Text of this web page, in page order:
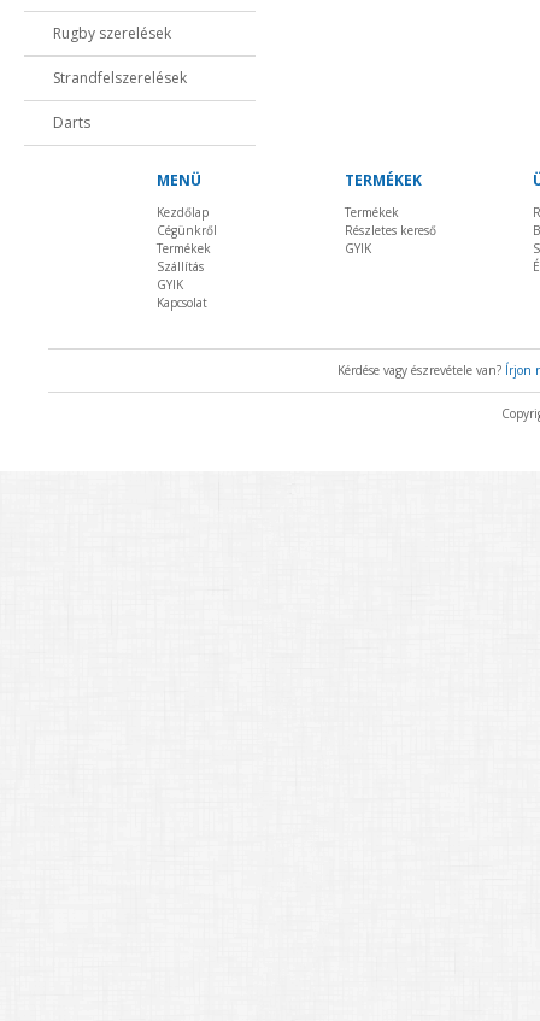
Rugby szerelések
Strandfelszerelések
Darts
MENÜ
Kezdőlap
Cégünkről
Termékek
Szállítás
GYIK
Kapcsolat
TERMÉKEK
Termékek
Részletes kereső
GYIK
Kérdése vagy észrevétele van? Írjon